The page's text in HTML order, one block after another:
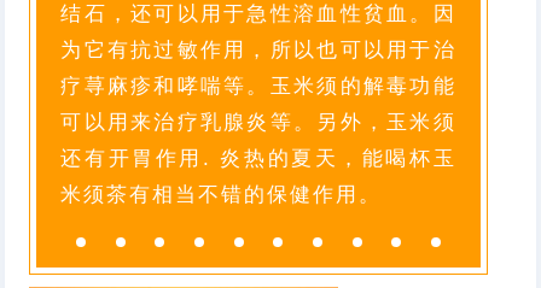
结石，还可以用于急性溶血性贫血。因
为它有抗过敏作用，所以也可以用于治
疗荨麻疹和哮喘等。玉米须的解毒功能
可以用来治疗乳腺炎等。另外，玉米须
还有开胃作用. 炎热的夏天，能喝杯玉
米须茶有相当不错的保健作用。